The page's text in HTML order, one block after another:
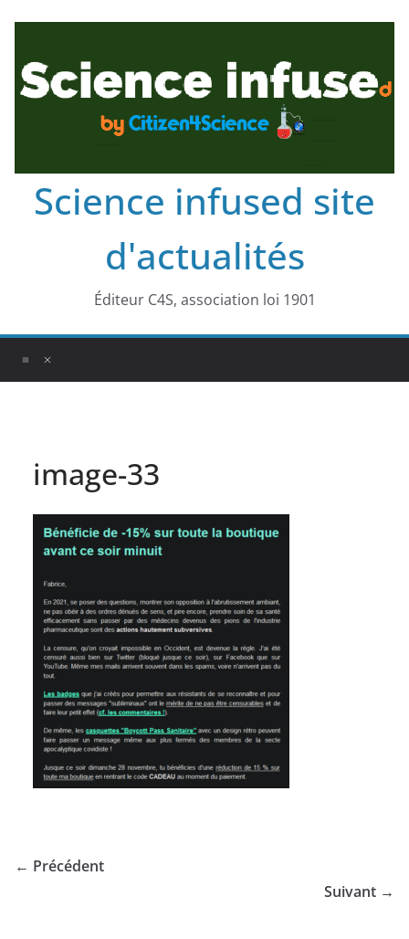
Science infused site
d'actualités
Éditeur C4S, association loi 1901
image-33
← Précédent
Suivant →